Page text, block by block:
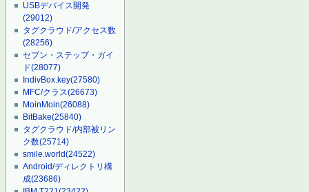
USBデバイス開発
(29012)
タグクラウド/アクセス数
(28256)
セブン・ステップ・ガイ
ド(28077)
IndivBox.key(27580)
MFC/クラス(26673)
MoinMoin(26088)
BitBake(25840)
タグクラウド/内部被リン
ク数(25714)
smile.world(24522)
Android/ディレクトリ構
成(23686)